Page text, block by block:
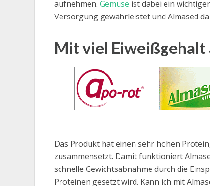
aufnehmen. Gemüse ist dabei ein
Versorgung gewährleistet und Almased
Mit viel Eiweißgehalt
Das Produkt hat einen sehr hohen
zusammensetzt. Damit funktioniert
schnelle Gewichtsabnahme durch die
Proteinen gesetzt wird. Kann ich mit